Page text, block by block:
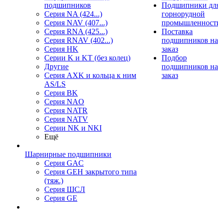
подшипников
Серия NA (424...)
Серия NAV (407...)
Серия RNA (425...)
Серия RNAV (402...)
Серия HK
Серии K и KT (без колец)
Другие
Серия AXK и кольца к ним
AS/LS
Серия BK
Серия NAO
Серия NATR
Серия NATV
Серии NK и NKI
Ещё
Шарнирные подшипники
Серия GAC
Серия GEH закрытого типа
(тяж.)
Серия ШСЛ
Серия GE
Подшипники
горнорудной
Поставка
подшипников на
заказ
Подбор
подшипников на
заказ